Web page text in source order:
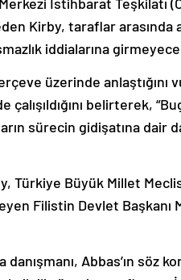
Kirby, taraflar arasında
iddialarına
çalışıldığını belirterek,
sürecin gidişatına dair
Filistin Devlet Başkanı
ilgili sürecin